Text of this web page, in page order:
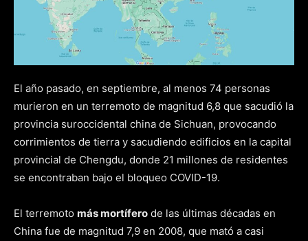
El año pasado, en septiembre, al menos 74 personas
murieron en un terremoto de magnitud 6,8 que sacudió la
provincia suroccidental china de Sichuan, provocando
corrimientos de tierra y sacudiendo edificios en la capital
provincial de Chengdu, donde 21 millones de residentes
se encontraban bajo el bloqueo COVID-19.
El terremoto más mortífero de las últimas décadas en
China fue de magnitud 7,9 en 2008, que mató a casi